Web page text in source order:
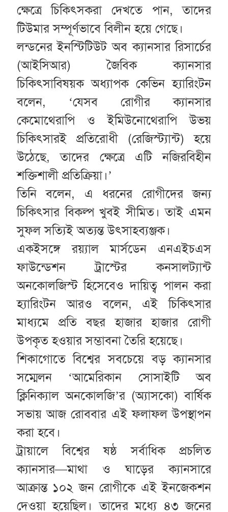
ক্ষেত্রে চিকিৎসকরা দেখতে পান, তাদের
টিউমার সম্পূর্ণভাবে বিলীন হয়ে গেছে।
লন্ডনের ইনস্টিটিউট অব ক্যানসার রিসার্চের
(আইসিআর) জৈবিক ক্যানসার
চিকিৎসাবিষয়ক অধ্যাপক কেভিন হ্যারিংটন
বলেন, ‘যেসব রোগীর ক্যানসার
কেমোথেরাপি ও ইমিউনোথেরাপি উভয়
চিকিৎসারই প্রতিরোধী (রেজিস্ট্যান্ট) হয়ে
উঠেছে, তাদের ক্ষেত্রে এটি নজিরবিহীন
শক্তিশালী প্রতিক্রিয়া।’
তিনি বলেন, এ ধরনের রোগীদের জন্য
চিকিৎসার বিকল্প খুবই সীমিত। তাই এমন
সুফল সত্যিই অত্যন্ত উৎসাহব্যঞ্জক।
একইসঙ্গে রয়্যাল মার্সডেন এনএইচএস
ফাউন্ডেশন ট্রাস্টের কনসালট্যান্ট
অনকোলজিস্ট হিসেবেও দায়িত্ব পালন করা
হ্যারিংটন আরও বলেন, এই চিকিৎসার
মাধ্যমে প্রতি বছর হাজার হাজার রোগী
উপকৃত হওয়ার সম্ভাবনা তৈরি হয়েছে।
শিকাগোতে বিশ্বের সবচেয়ে বড় ক্যানসার
সম্মেলন ‘আমেরিকান সোসাইটি অব
ক্লিনিক্যাল অনকোলজি’র (অ্যাসকো) বার্ষিক
সভায় আজ রোববার এই ফলাফল উপস্থাপন
করা হবে।
ট্রায়ালে বিশ্বের ষষ্ঠ সর্বাধিক প্রচলিত
ক্যানসার—মাথা ও ঘাড়ের ক্যানসারে
আক্রান্ত ১০২ জন রোগীকে এই ইনজেকশন
দেওয়া হয়েছিল। তাদের মধ্যে ৪৩ জনের